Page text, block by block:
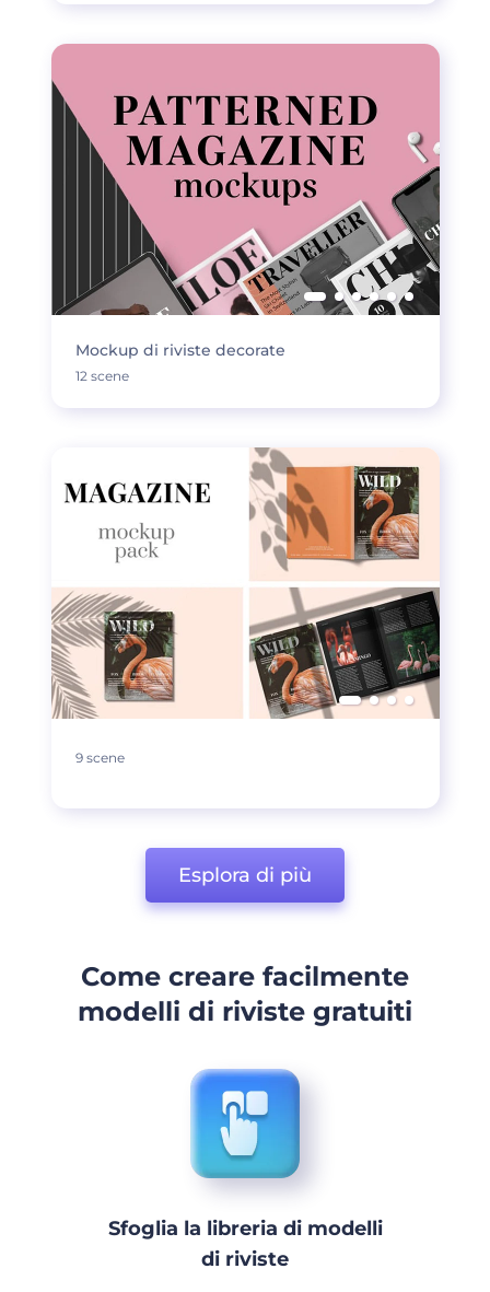
Mockup di riviste decorate
12 scene
9 scene
Esplora di più
Come creare facilmente
modelli di riviste gratuiti
Sfoglia la libreria di modelli
di riviste